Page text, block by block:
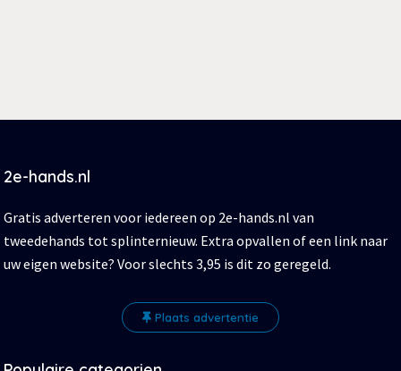
2e-hands.nl
Gratis adverteren voor iedereen op 2e-hands.nl van
tweedehands tot splinternieuw. Extra opvallen of een link naar
uw eigen website? Voor slechts 3,95 is dit zo geregeld.
Plaats advertentie